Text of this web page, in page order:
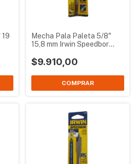
Mecha Pala Paleta 5/8"
15,8 mm Irwin Speedbor
$9.910,00